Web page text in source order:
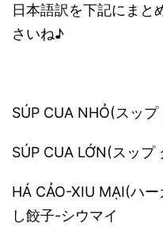
日本語訳を下記にまと
さいね♪
SÚP CUA NHỎ(スッ
SÚP CUA LỚN(スップ
HÁ CẢO-XIU MẠI(ハ
し餃子-シウマイ